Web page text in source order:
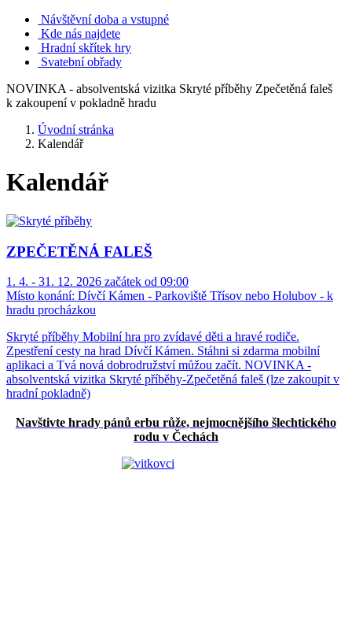
Návštěvní doba a vstupné
Kde nás najdete
Hradní skřítek hry
Svatební obřady
NOVINKA - absolventská vizitka Skryté příběhy Zpečetěná faleš
k zakoupení v pokladně hradu
Úvodní stránka
Kalendář
Kalendář
ZPEČETĚNÁ FALEŠ
1. 4. - 31. 12. 2026 začátek od 09:00
Místo konání: Dívčí Kámen - Parkoviště Třísov nebo Holubov - k
hradu procházkou
Skryté příběhy Mobilní hra pro zvídavé děti a hravé rodiče.
Zpestření cesty na hrad Dívčí Kámen. Stáhni si zdarma mobilní
aplikaci a Tvá nová dobrodružství můžou začít. NOVINKA -
absolventská vizitka Skryté příběhy-Zpečetěná faleš (lze zakoupit v
hradní pokladně)
Navštivte hrady pánů erbu růže, nejmocnějšího šlechtického
rodu v Čechách